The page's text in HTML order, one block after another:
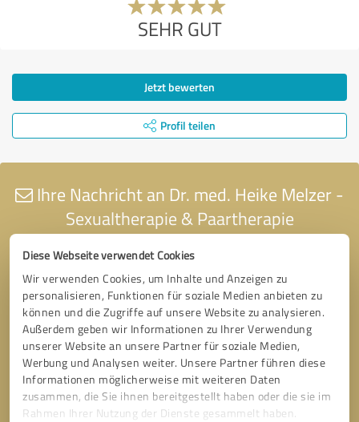
Diese Webseite verwendet Cookies
Wir verwenden Cookies, um Inhalte und Anzeigen zu
personalisieren, Funktionen für soziale Medien anbieten zu
können und die Zugriffe auf unsere Website zu analysieren.
Außerdem geben wir Informationen zu Ihrer Verwendung
unserer Website an unsere Partner für soziale Medien,
Werbung und Analysen weiter. Unsere Partner führen diese
Informationen möglicherweise mit weiteren Daten
zusammen, die Sie ihnen bereitgestellt haben oder die sie im
Rahmen Ihrer Nutzung der Dienste gesammelt haben.
SEHR GUT
Jetzt bewerten
Profil teilen
Ihre Nachricht an Dr. med. Heike Melzer -
Sexualtherapie & Paartherapie